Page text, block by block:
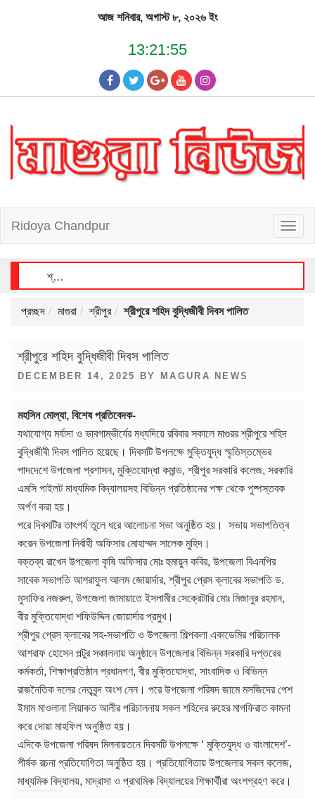
আজ শনিবার, অগাস্ট ৮, ২০২৬ ইং
13:21:55
T
o
g
l
a
t
Ridoya Chandpur
প্রচ্ছদ মাগুরা শ্রীপুর শ্রীপুরে শহিদ বুদ্ধিজীবী দিবস পালিত
শ্রীপুরে শহিদ বুদ্ধিজীবী দিবস পালিত
POSTED
DECEMBER 14, 2025 BY MAGURA NEWS
মহসিন মোল্যা, বিশেষ প্রতিবেদক-
যথাযোগ্য মর্যাদা ও ভাবগাম্ভীর্যের মধ্যদিয়ে রবিবার সকালে মাগুরর শ্রীপুরে শহিদ
বুদ্ধিজীবী দিবস পালিত হয়েছে। দিবসটি উপলক্ষে মুক্তিযুদ্ধ স্মৃতিস্তম্ভের
পাদদেশে উপজেলা প্রশাসন, মুক্তিযোদ্ধা কমান্ড, শ্রীপুর সরকারি কলেজ, সরকারি
এমসি পাইলট মাধ্যমিক বিদ্যালয়সহ বিভিন্ন প্রতিষ্ঠানের পক্ষ থেকে পুষ্পস্তবক
অর্পণ করা হয়।
পরে দিবসটির তাৎপর্য তুলে ধরে আলোচনা সভা অনুষ্ঠিত হয়। সভায় সভাপতিত্ব
করেন উপজেলা নির্বাহী অফিসার মোহাম্মদ সালেক মুহিদ।
বক্তব্য রাখেন উপজেলা কৃষি অফিসার মোঃ হুমায়ুন কবির, উপজেলা বিএনপির
সাবেক সভাপতি আশরাফুল আলম জোয়ার্দার, শ্রীপুর প্রেস ক্লাবের সভাপতি ড.
মুসাফির নজরুল, উপজেলা জামায়াতে ইসলামীর সেক্রেটারি মোঃ মিজানুর রহমান,
বীর মুক্তিযোদ্ধা শফিউদ্দিন জোয়ার্দার প্রমুখ।
শ্রীপুর প্রেস ক্লাবের সহ-সভাপতি ও উপজেলা শিল্পকলা একাডেমির পরিচালক
আশরাফ হোসেন পল্টুর সঞ্চালনায় অনুষ্ঠানে উপজেলার বিভিন্ন সরকারি দপ্তরের
কর্মকর্তা, শিক্ষাপ্রতিষ্ঠান প্রধানগণ, বীর মুক্তিযোদ্ধা, সাংবাদিক ও বিভিন্ন
রাজনৈতিক দলের নেতৃবৃন্দ অংশ নেন। পরে উপজেলা পরিষদ জামে মসজিদের পেশ
ইমাম মাওলানা লিয়াকত আলীর পরিচালনায় সকল শহিদের রুহের মাগফিরাত কামনা
করে দোয়া মাহফিল অনুষ্ঠিত হয়।
এদিকে উপজেলা পরিষদ মিলনায়তনে দিবসটি উপলক্ষে ‘ মুক্তিযুদ্ধ ও বাংলাদেশ’-
শীর্ষক রচনা প্রতিযোগিতা অনুষ্ঠিত হয়। প্রতিযোগিতায় উপজেলার সকল কলেজ,
মাধ্যমিক বিদ্যালয়, মাদ্রাসা ও প্রাথমিক বিদ্যালয়ের শিক্ষার্থীরা অংশগ্রহণ করে।